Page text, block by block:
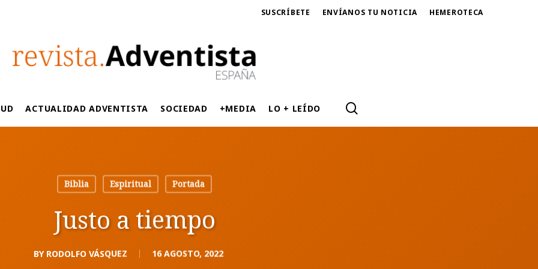
SUSCRÍBETE ENVÍANOS TU NOTICIA HEMEROTECA
ACTUALIDAD ADVENTISTA SOCIEDAD +MEDIA LO + LEÍDO
Biblia Espiritual Portada
Justo a tiempo
BY RODOLFO VÁSQUEZ 16 AGOSTO, 2022